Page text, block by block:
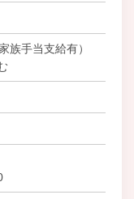
族手当支給有）